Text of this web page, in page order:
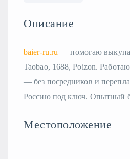
Описание
baier-ru.ru — помогаю
Taobao, 1688, Poizon.
— без посредников и
Россию под ключ. Опытный
Местоположение